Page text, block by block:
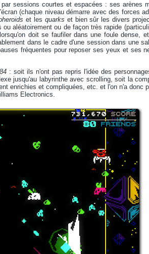
sessions courtes et espacées : ses arènes
(chaque niveau démarre avec des forces
et les quarks et bien sûr les divers
aléatoirement ou de façon très rapide
doit se faufiler dans une foule dense,
dans le cadre d'une session dans une
fréquentes pour reposer ses yeux et ses
: soit ils n'ont pas repris l'idée des
jusqu'au labyrinthe avec scrolling, soit la
enrichies et compliquées, etc. et l'on n'a donc
Electronics.